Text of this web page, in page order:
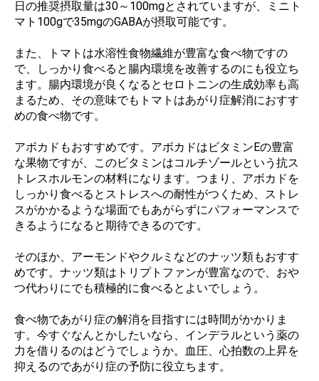
日の推奨摂取量は30～100mgとされていますが、ミニト
マト100gで35mgのGABAが摂取可能です。
また、トマトは水溶性食物繊維が豊富な食べ物ですの
で、しっかり食べると腸内環境を改善するのにも役立ち
ます。腸内環境が良くなるとセロトニンの生成効率も高
まるため、その意味でもトマトはあがり症解消におすす
めの食べ物です。
アボカドもおすすめです。アボカドはビタミンEの豊富
な果物ですが、このビタミンはコルチゾールという抗ス
トレスホルモンの材料になります。つまり、アボカドを
しっかり食べるとストレスへの耐性がつくため、ストレ
スがかかるような場面でもあがらずにパフォーマンスで
きるようになると期待できるのです。
そのほか、アーモンドやクルミなどのナッツ類もおすす
めです。ナッツ類はトリプトファンが豊富なので、おや
つ代わりにでも積極的に食べるとよいでしょう。
食べ物であがり症の解消を目指すには時間がかかりま
す。今すぐなんとかしたいなら、インデラルという薬の
力を借りるのはどうでしょうか。血圧、心拍数の上昇を
抑えるのであがり症の予防に役立ちます。